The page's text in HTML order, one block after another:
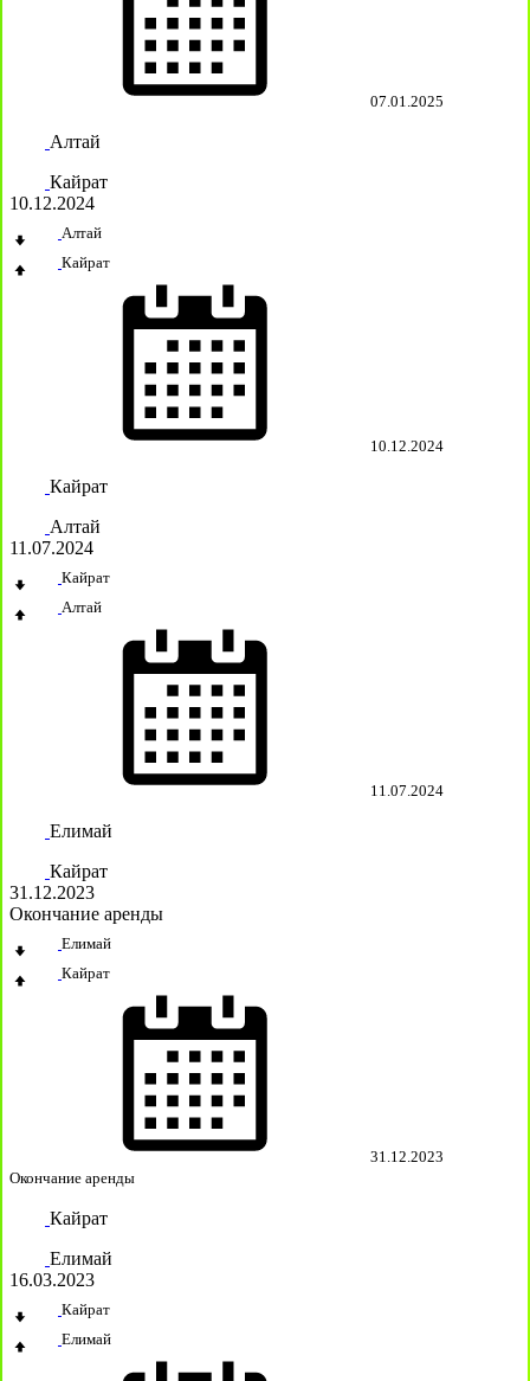
07.01.2025
Алтай
Кайрат
10.12.2024
Алтай
Кайрат
10.12.2024
Кайрат
Алтай
11.07.2024
Кайрат
Алтай
11.07.2024
Елимай
Кайрат
31.12.2023
Окончание аренды
Елимай
Кайрат
31.12.2023
Окончание аренды
Кайрат
Елимай
16.03.2023
Кайрат
Елимай